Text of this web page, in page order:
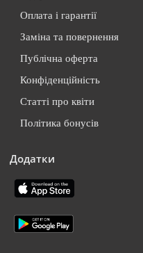
Оплата і гарантії
Заміна та повернення
Публічна оферта
Конфіденційність
Статті про квіти
Політика бонусів
Додатки